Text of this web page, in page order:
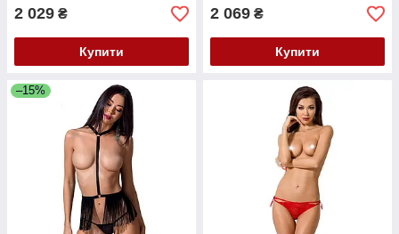
2 029 ₴
Купити
2 069 ₴
Купити
–15%